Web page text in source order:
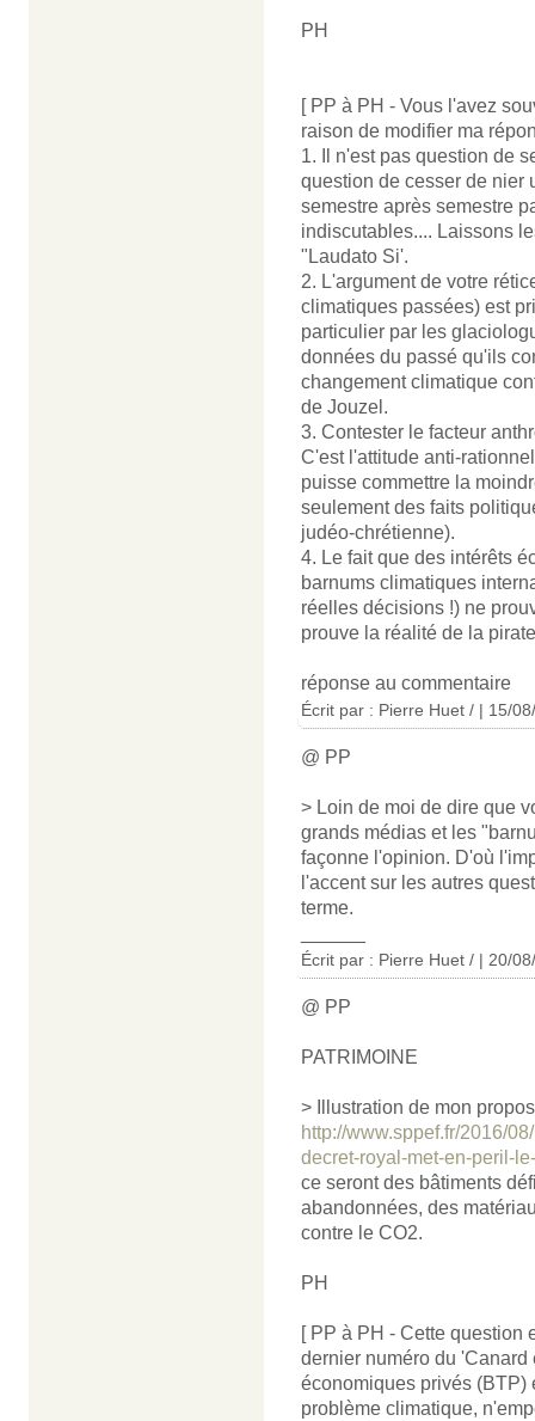
PH
[ PP à PH - Vous l'avez
raison de modifier ma
1. Il n'est pas question de
question de cesser de nier
semestre après semestre
indiscutables.... Laissons
"Laudato Si'.
2. L'argument de votre
climatiques passées) est
particulier par les
données du passé qu'ils
changement climatique
de Jouzel.
3. Contester le facteur
C'est l'attitude anti-
puisse commettre la
seulement des faits
judéo-chrétienne).
4. Le fait que des intérêts
barnums climatiques
réelles décisions !) ne
prouve la réalité de la
réponse au commentaire
Écrit par : Pierre Huet / | 15/
@ PP
> Loin de moi de dire que
grands médias et les
façonne l'opinion. D'où
l'accent sur les autres
terme.
Écrit par : Pierre Huet / | 20/
@ PP
PATRIMOINE
> Illustration de mon
http://www.sppef.fr/2016/
decret-royal-met-en-peril-
ce seront des bâtiments
abandonnées, des
contre le CO2.
PH
[ PP à PH - Cette question
dernier numéro du
économiques privés (BTP)
problème climatique,